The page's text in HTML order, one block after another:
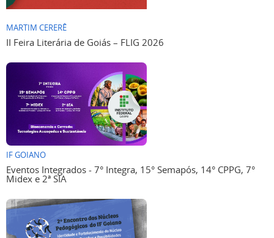
MARTIM CERERÊ
II Feira Literária de Goiás – FLIG 2026
IF GOIANO
Eventos Integrados - 7° Integra, 15° Semapós, 14° CPPG, 7°
Midex e 2ª SIA